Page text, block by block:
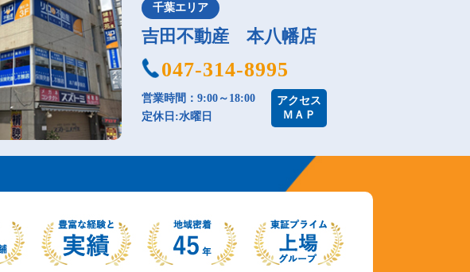
千葉エリア
吉田不動産 本八幡店
047-314-8995
営業時間：9:00～18:00
定休日:水曜日
アクセス
ＭＡＰ